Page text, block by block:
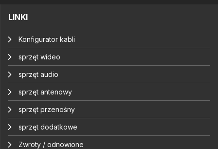
LINKI
Konfigurator kabli
sprzęt wideo
sprzęt audio
sprzęt antenowy
sprzęt przenośny
sprzęt dodatkowe
Zwroty / odnowione